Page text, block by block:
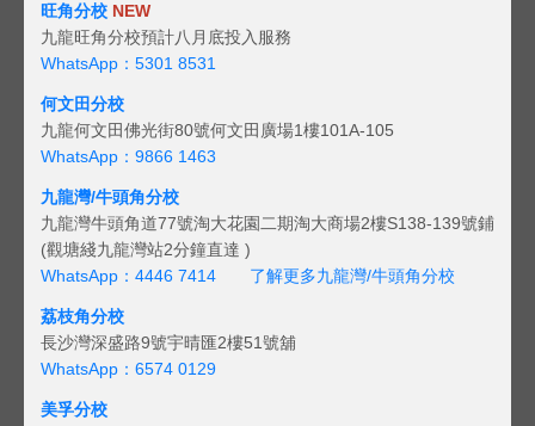
旺角分校 NEW
九龍旺角分校預計八月底投入服務
WhatsApp：5301 8531
何文田分校
九龍何文田佛光街80號何文田廣場1樓101A-105
WhatsApp：9866 1463
九龍灣/牛頭角分校
九龍灣牛頭角道77號淘大花園二期淘大商場2樓S138-139號鋪
(觀塘綫九龍灣站2分鐘直達 )
WhatsApp：4446 7414
了解更多九龍灣/牛頭角分校
荔枝角分校
長沙灣深盛路9號宇晴匯2樓51號舖
WhatsApp：6574 0129
美孚分校